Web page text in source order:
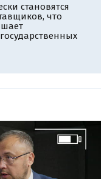
становятся
что